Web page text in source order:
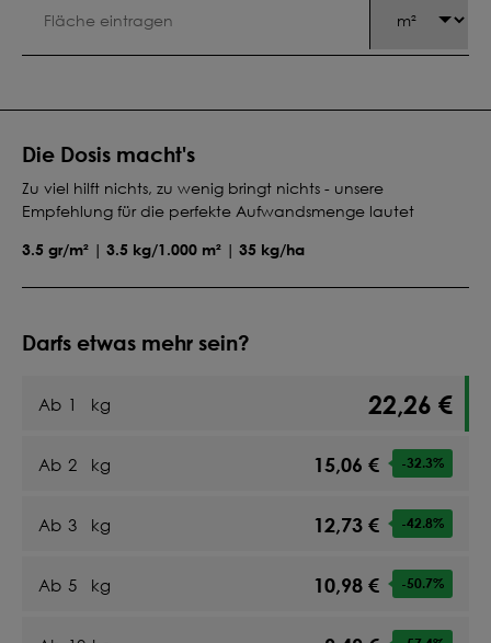
Die Dosis macht's
Zu viel hilft nichts, zu wenig bringt nichts - unsere
Empfehlung für die perfekte Aufwandsmenge lautet
3.5 gr/m² | 3.5 kg/1.000 m² | 35 kg/ha
Darfs etwas mehr sein?
Ab 1 kg 22,26 €
Ab 2 kg 15,06 € -32.3%
Ab 3 kg 12,73 € -42.8%
Ab 5 kg 10,98 € -50.7%